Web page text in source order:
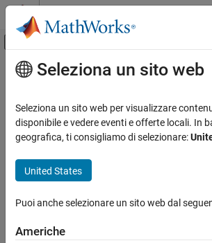
Vai al contenuto
Attiva/disattiva menu di
Pagina iniziale della documentazione
Contenuto principale
Seleziona un sito web
Seleziona un sito web per visualizzare
disponibile e vedere eventi e offerte locali. In
geografica, ti consigliamo di selezionare:
United States
Puoi anche selezionare un sito web dal
Americhe